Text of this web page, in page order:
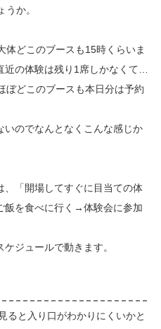
か。
体どこのブースも15時くらいま
の体験は残り1席しかなくて…
ぼどこのブースも本日分は予約
のでなんとなくこんな感じか
「開場してすぐに目当ての体
を食べに行く→体験会に参加
ジュールで動きます。
ると入り口がわかりにくいかと